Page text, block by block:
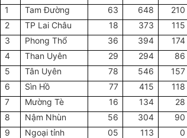
1 Tam Đường 63 648 210
2
TP Lai Châu 18 373 115
3
Phong Thổ 36 394 174
4
Than Uyên 29 294 86
5
Tân Uyên 78 546 157
6
Sìn Hồ 77 415 118
7
Mường Tè 16 134 28
8
Nậm Nhùn 56 304 90
9
Ngoại tỉnh 05 113
0